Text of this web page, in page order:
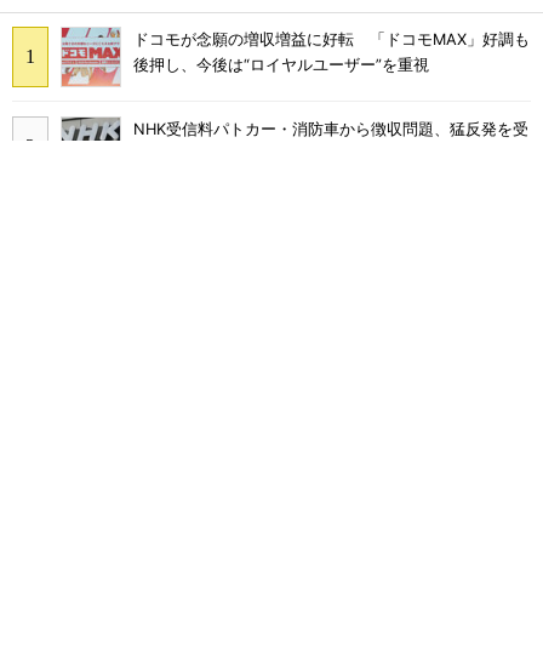
ドコモが念願の増収増益に好転 「ドコモMAX」好調も
後押し、今後は“ロイヤルユーザー”を重視
NHK受信料パトカー・消防車から徴収問題、猛反発を受